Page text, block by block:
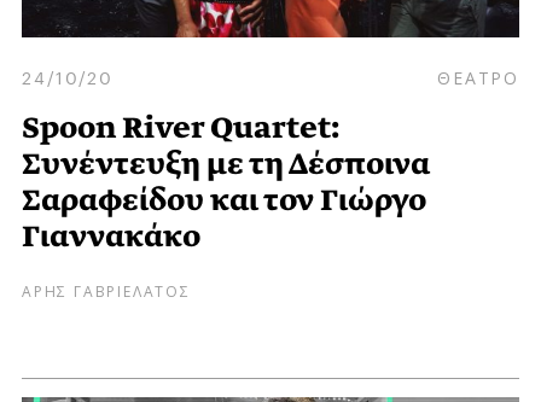
24/10/20 ΘΕΑΤΡΟ
Spoon River Quartet:
Συνέντευξη με τη Δέσποινα
Σαραφείδου και τον Γιώργο
Γιαννακάκο
ΑΡΗΣ ΓΑΒΡΙΕΛΑΤΟΣ